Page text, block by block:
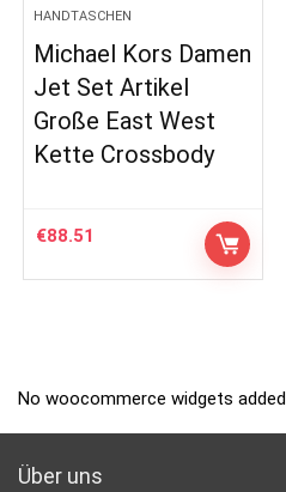
HANDTASCHEN
Michael Kors Damen
Jet Set Artikel
Große East West
Kette Crossbody
€88.51
No woocommerce widgets added
Über uns